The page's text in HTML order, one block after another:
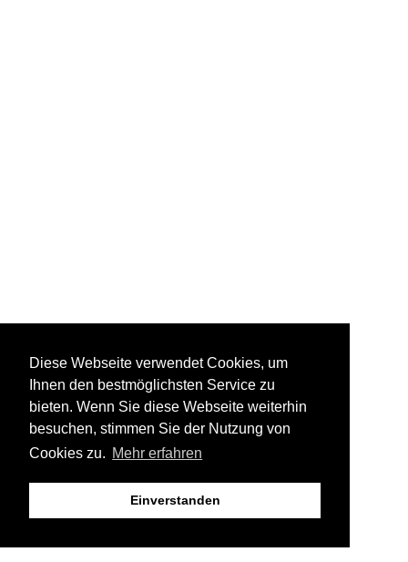
Diese Webseite verwendet Cookies, um
Ihnen den bestmöglichsten Service zu
bieten. Wenn Sie diese Webseite weiterhin
besuchen, stimmen Sie der Nutzung von
Cookies zu. Mehr erfahren
Einverstanden